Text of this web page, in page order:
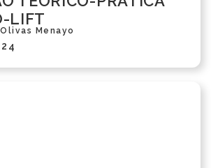
LIFT
Menayo